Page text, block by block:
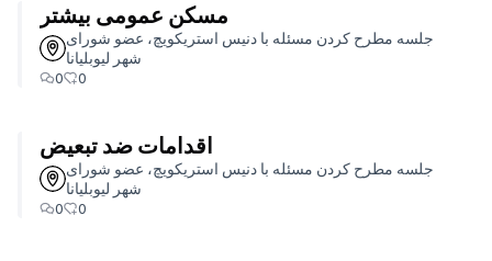
مسکن عمومی بیشتر
جلسه مطرح کردن مسئله با دنیس استریکویچ، عضو شورای
شهر لیوبلیانا
0
0
اقدامات ضد تبعیض
جلسه مطرح کردن مسئله با دنیس استریکویچ، عضو شورای
شهر لیوبلیانا
0
0